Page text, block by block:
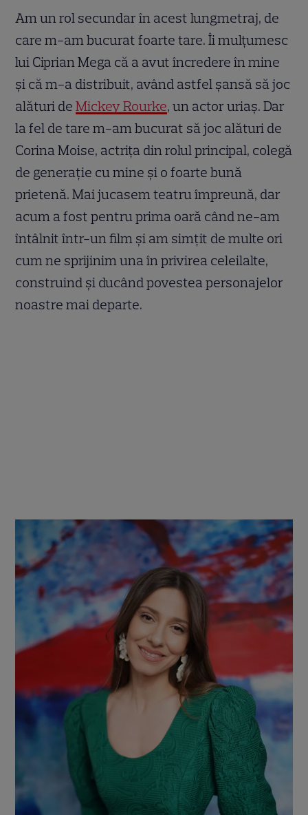
Am un rol secundar în acest lungmetraj, de
care m-am bucurat foarte tare. Îi mulțumesc
lui Ciprian Mega că a avut încredere în mine
și că m-a distribuit, având astfel șansă să joc
alături deMickey Rourke, un actor uriaș. Dar
la fel de tare m-am bucurat să joc alături de
Corina Moise, actrița din rolul principal, colegă
de generație cu mine și o foarte bună
prietenă. Mai jucasem teatru împreună, dar
acum a fost pentru prima oară când ne-am
întâlnit într-un film și am simțit de multe ori
cum ne sprijinim una în privirea celeilalte,
construind și ducând povestea personajelor
noastre mai departe.